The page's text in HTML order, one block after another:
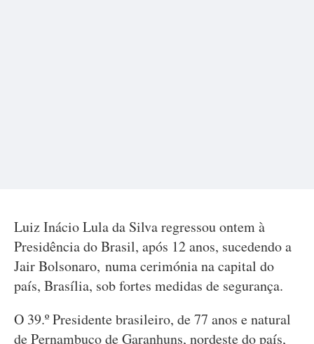
Luiz Inácio Lula da Silva regressou ontem à
Presidência do Brasil, após 12 anos, sucedendo a
Jair Bolsonaro, numa cerimónia na capital do
país, Brasília, sob fortes medidas de segurança.
O 39.º Presidente brasileiro, de 77 anos e natural
de Pernambuco de Garanhuns, nordeste do país,